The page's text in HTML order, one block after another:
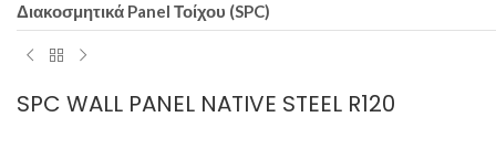
Διακοσμητικά Panel Τοίχου (SPC)
SPC WALL PANEL NATIVE STEEL R120